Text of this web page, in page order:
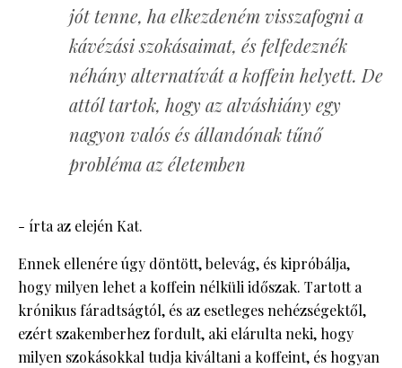
jót tenne, ha elkezdeném visszafogni a
kávézási szokásaimat, és felfedeznék
néhány alternatívát a koffein helyett. De
attól tartok, hogy az alváshiány egy
nagyon valós és állandónak tűnő
probléma az életemben
- írta az elején Kat.
Ennek ellenére úgy döntött, belevág, és kipróbálja,
hogy milyen lehet a koffein nélküli időszak. Tartott a
krónikus fáradtságtól, és az esetleges nehézségektől,
ezért szakemberhez fordult, aki elárulta neki, hogy
milyen szokásokkal tudja kiváltani a koffeint, és hogyan